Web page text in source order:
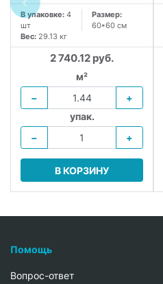
В упаковке: 4
шт
Размер:
60*60 см
Вес: 29.13 кг
2 740.12 руб.
м²
−
+
упак.
−
+
В КОРЗИНУ
Помощь
Вопрос-ответ